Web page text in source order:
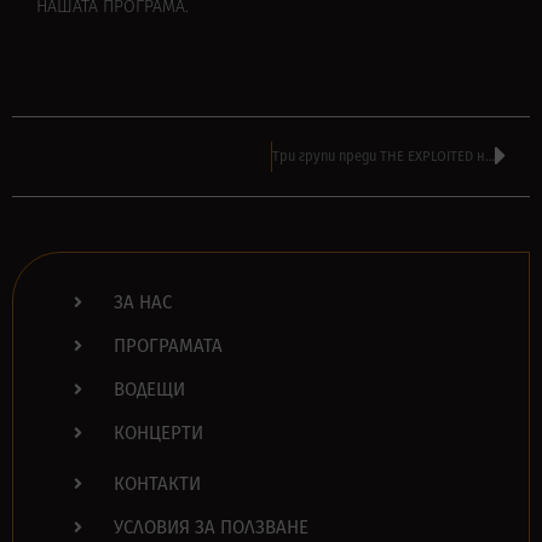
НАШАТА ПРОГРАМА.
Три групи преди THE EXPLOITED на шоуто в Колодрума на 8 май – вижте ги
ЗА НАС
ПРОГРАМАТА
ВОДЕЩИ
КОНЦЕРТИ
КОНТАКТИ
УСЛОВИЯ ЗА ПОЛЗВАНЕ